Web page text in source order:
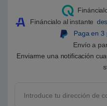
o
5
s
o
b
a
Fináncialo al instante
Paga en 3
Envío a
Enviarme una notificación